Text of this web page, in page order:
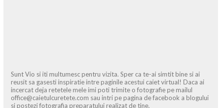
Sunt Vio si iti multumesc pentru vizita. Sper ca te-ai simtit bine si ai
reusit sa gasesti inspiratie intre paginile acestui caiet virtual! Daca ai
incercat deja retetele mele imi poti trimite o fotografie pe mailul
office@caietulcuretete.com sau intri pe pagina de facebook a blogului
si postezi fotografia preparatului realizat de tine.